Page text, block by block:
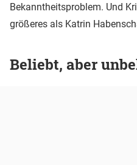
Bekanntheitsproblem. Und
größeres als Katrin
Beliebt, aber